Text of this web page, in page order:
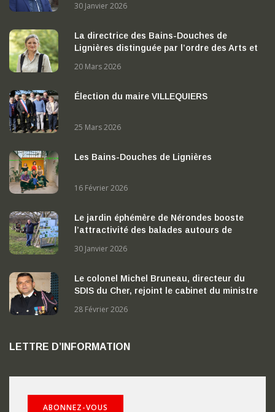
30 Janvier 2026
La directrice des Bains-Douches de
Lignières distinguée par l’ordre des Arts et
20 Mars 2026
Élection du maire VILLEQUIERS
25 Mars 2026
Les Bains-Douches de Lignières
16 Février 2026
Le jardin éphémère de Nérondes booste
l’attractivité des balades autours de
30 Janvier 2026
Le colonel Michel Bruneau, directeur du
SDIS du Cher, rejoint le cabinet du ministre
28 Février 2026
LETTRE D’INFORMATION